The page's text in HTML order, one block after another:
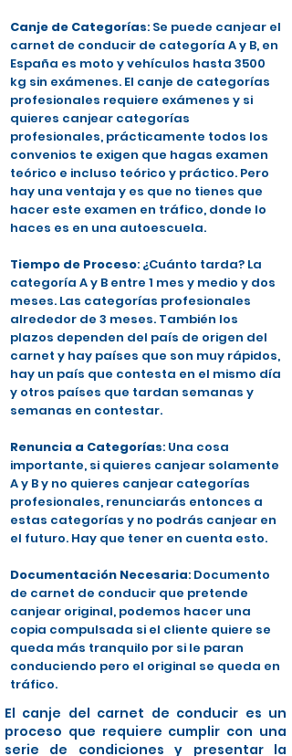
Canje de Categorías: Se puede canjear el
carnet de conducir de categoría A y B, en
España es moto y vehículos hasta 3500
kg sin exámenes. El canje de categorías
profesionales requiere exámenes y si
quieres canjear categorías
profesionales, prácticamente todos los
convenios te exigen que hagas examen
teórico e incluso teórico y práctico. Pero
hay una ventaja y es que no tienes que
hacer este examen en tráfico, donde lo
haces es en una autoescuela.
Tiempo de Proceso: ¿Cuánto tarda? La
categoría A y B entre 1 mes y medio y dos
meses. Las categorías profesionales
alrededor de 3 meses. También los
plazos dependen del país de origen del
carnet y hay países que son muy rápidos,
hay un país que contesta en el mismo día
y otros países que tardan semanas y
semanas en contestar.
Renuncia a Categorías: Una cosa
importante, si quieres canjear solamente
A y B y no quieres canjear categorías
profesionales, renunciarás entonces a
estas categorías y no podrás canjear en
el futuro. Hay que tener en cuenta esto.
Documentación Necesaria: Documento
de carnet de conducir que pretende
canjear original, podemos hacer una
copia compulsada si el cliente quiere se
queda más tranquilo por si le paran
conduciendo pero el original se queda en
tráfico.
El canje del carnet de conducir es un
proceso que requiere cumplir con una
serie de condiciones y presentar la